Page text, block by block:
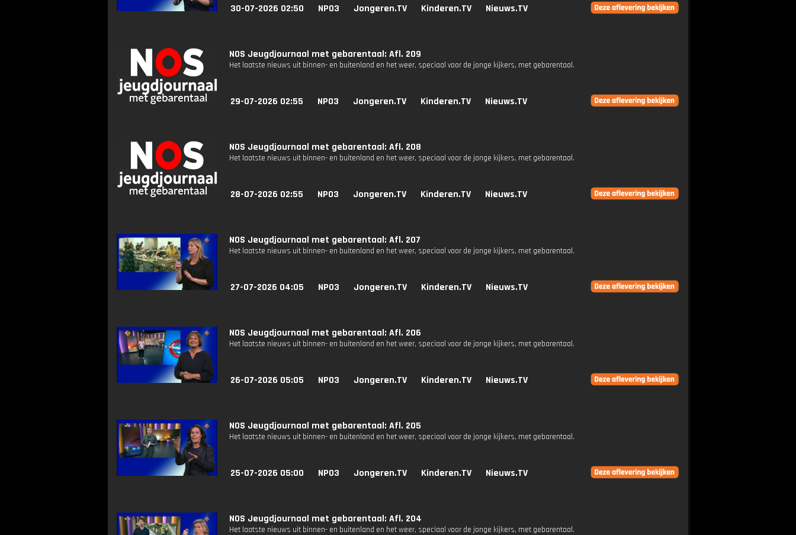
30-07-2026 02:50 NPO3 Jongeren.TV Kinderen.TV Nieuws.TV
NOS Jeugdjournaal met gebarentaal: Afl. 209
Het laatste nieuws uit binnen- en buitenland en het weer, speciaal voor de jonge kijkers, met gebarentaal.
29-07-2026 02:55 NPO3 Jongeren.TV Kinderen.TV Nieuws.TV
NOS Jeugdjournaal met gebarentaal: Afl. 208
Het laatste nieuws uit binnen- en buitenland en het weer, speciaal voor de jonge kijkers, met gebarentaal.
28-07-2026 02:55 NPO3 Jongeren.TV Kinderen.TV Nieuws.TV
NOS Jeugdjournaal met gebarentaal: Afl. 207
Het laatste nieuws uit binnen- en buitenland en het weer, speciaal voor de jonge kijkers, met gebarentaal.
27-07-2026 04:05 NPO3 Jongeren.TV Kinderen.TV Nieuws.TV
NOS Jeugdjournaal met gebarentaal: Afl. 206
Het laatste nieuws uit binnen- en buitenland en het weer, speciaal voor de jonge kijkers, met gebarentaal.
26-07-2026 05:05 NPO3 Jongeren.TV Kinderen.TV Nieuws.TV
NOS Jeugdjournaal met gebarentaal: Afl. 205
Het laatste nieuws uit binnen- en buitenland en het weer, speciaal voor de jonge kijkers, met gebarentaal.
25-07-2026 05:00 NPO3 Jongeren.TV Kinderen.TV Nieuws.TV
NOS Jeugdjournaal met gebarentaal: Afl. 204
Het laatste nieuws uit binnen- en buitenland en het weer, speciaal voor de jonge kijkers, met gebarentaal.